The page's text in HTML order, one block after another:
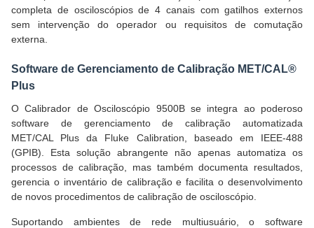
completa de osciloscópios de 4 canais com gatilhos externos
sem intervenção do operador ou requisitos de comutação
externa.
Software de Gerenciamento de Calibração MET/CAL®
Plus
O Calibrador de Osciloscópio 9500B se integra ao poderoso
software de gerenciamento de calibração automatizada
MET/CAL Plus da Fluke Calibration, baseado em IEEE-488
(GPIB). Esta solução abrangente não apenas automatiza os
processos de calibração, mas também documenta resultados,
gerencia o inventário de calibração e facilita o desenvolvimento
de novos procedimentos de calibração de osciloscópio.
Suportando ambientes de rede multiusuário, o software